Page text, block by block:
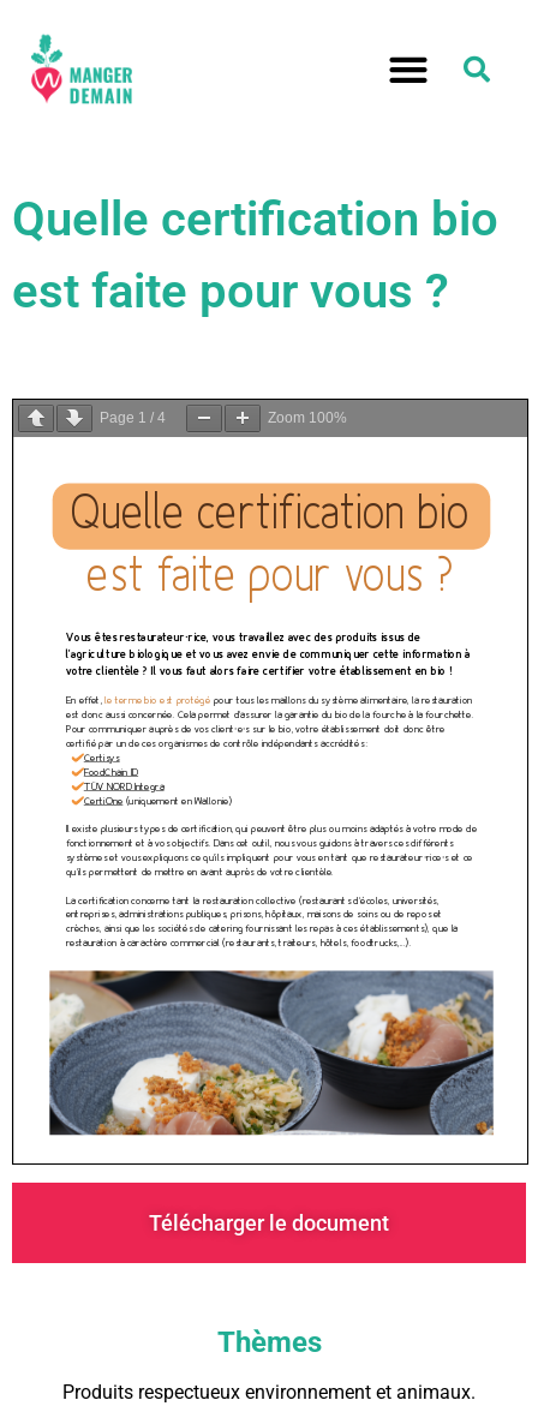
Quelle certification bio
est faite pour vous ?
Page 1 / 4 Zoom 100%
Télécharger le document
Thèmes
Produits respectueux environnement et animaux.